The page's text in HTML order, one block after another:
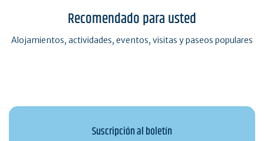
Recomendado para usted
Alojamientos, actividades, eventos, visitas y paseos populares
Suscripción al boletín